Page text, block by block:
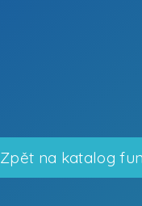
Zpět na katalog